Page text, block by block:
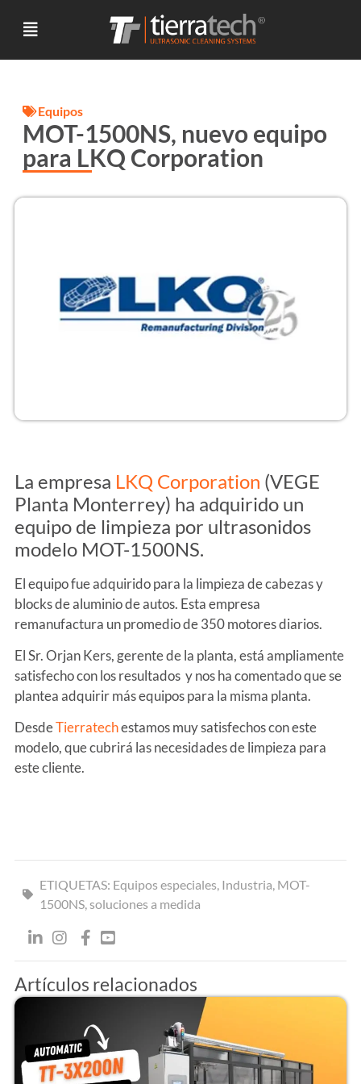
Equipos
MOT-1500NS, nuevo equipo
para LKQ Corporation
La empresa LKQ Corporation (VEGE
Planta Monterrey) ha adquirido un
equipo de limpieza por ultrasonidos
modelo MOT-1500NS.
El equipo fue adquirido para la limpieza de cabezas y
blocks de aluminio de autos. Esta empresa
remanufactura un promedio de 350 motores diarios.
El Sr. Orjan Kers, gerente de la planta, está ampliamente
satisfecho con los resultados y nos ha comentado que se
plantea adquirir más equipos para la misma planta.
DesdeTierratechestamos muy satisfechos con este
modelo, que cubrirá las necesidades de limpieza para
este cliente.
ETIQUETAS: Equipos especiales, Industria, MOT-
1500NS, soluciones a medida
Artículos relacionados